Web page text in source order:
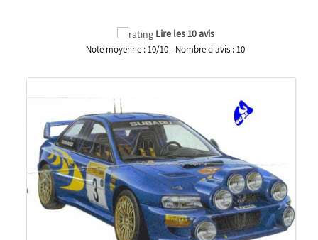
Lire les 10 avis
Note moyenne :10/10- Nombre d'avis :10